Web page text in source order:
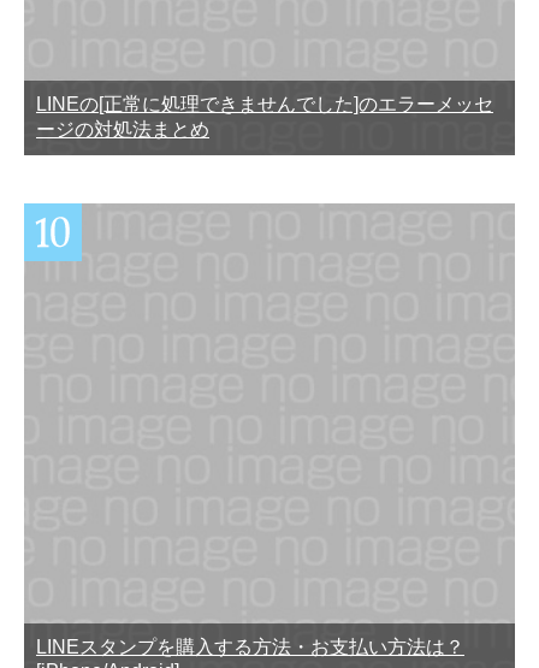
LINEの[正常に処理できませんでした]のエラーメッセ
ージの対処法まとめ
LINEスタンプを購入する方法・お支払い方法は？